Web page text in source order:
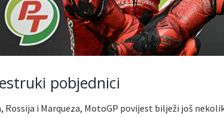
pobjednici
Rossija i Marqueza, MotoGP povijest bilježi još